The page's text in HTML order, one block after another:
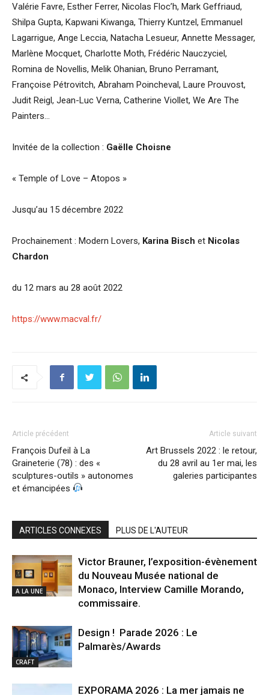
Valérie Favre, Esther Ferrer, Nicolas Floc’h, Mark Geffriaud,
Shilpa Gupta, Kapwani Kiwanga, Thierry Kuntzel, Emmanuel
Lagarrigue, Ange Leccia, Natacha Lesueur, Annette Messager,
Marlène Mocquet, Charlotte Moth, Frédéric Nauczyciel,
Romina de Novellis, Melik Ohanian, Bruno Perramant,
Françoise Pétrovitch, Abraham Poincheval, Laure Prouvost,
Judit Reigl, Jean-Luc Verna, Catherine Viollet, We Are The
Painters…
Invitée de la collection : Gaëlle Choisne
« Temple of Love – Atopos »
Jusqu’au 15 décembre 2022
Prochainement : Modern Lovers, Karina Bisch et Nicolas
Chardon
du 12 mars au 28 août 2022
https://www.macval.fr/
Article précédent
François Dufeil à La
Graineterie (78) : des «
sculptures-outils » autonomes
et émancipées
Article suivant
Art Brussels 2022 : le retour,
du 28 avril au 1er mai, les
galeries participantes
ARTICLES CONNEXES PLUS DE L'AUTEUR
A LA UNE
Victor Brauner, l’exposition-évènement
du Nouveau Musée national de
Monaco, Interview Camille Morando,
commissaire.
CRAFT
Design ! Parade 2026 : Le
Palmarès/Awards
EXPORAMA 2026 : La mer jamais ne